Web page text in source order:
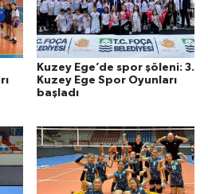
Kuzey Ege’de spor şöleni: 3.
Kuzey Ege Spor Oyunları
başladı